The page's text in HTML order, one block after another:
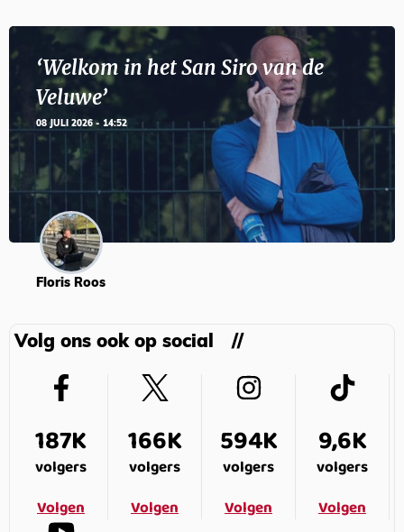
‘Welkom in het San Siro van de
Veluwe’
08 JULI 2026 - 14:52
Floris Roos
Volg ons ook op social
187K
volgers
Volgen
166K
volgers
Volgen
594K
volgers
Volgen
9,6K
volgers
Volgen